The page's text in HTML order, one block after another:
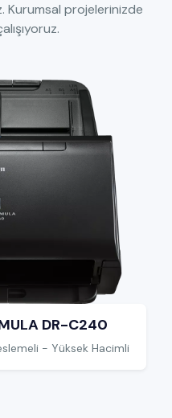
Kurumsal projelerinizde
DR-C240
- Yüksek Hacimli